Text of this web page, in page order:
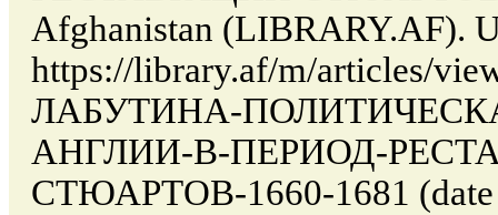
Afghanistan (LIBRARY.AF).
https://library.af/m/articles/
ЛАБУТИНА-
АНГЛИИ-В-ПЕРИОД-
СТЮАРТОВ-1660-1681 (date